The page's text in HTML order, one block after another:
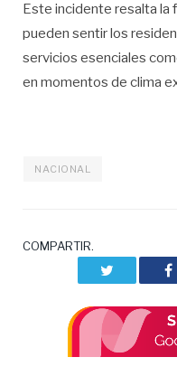
Este incidente resalta la
pueden sentir los
servicios esenciales
en momentos de clima
NACIONAL
COMPARTIR.